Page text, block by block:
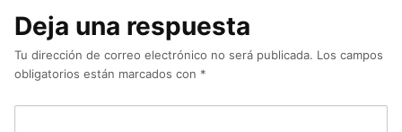
Deja una respuesta
Tu dirección de correo electrónico no será publicada. Los campos
obligatorios están marcados con *